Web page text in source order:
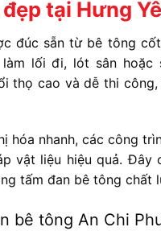
tại Hưng
đúc sẵn từ bê tông
lối đi, lót sân
thọ cao và dễ thi
hóa nhanh, các công
vật liệu hiệu quả. Đây
tấm đan bê tông chất
bê tông An Chi